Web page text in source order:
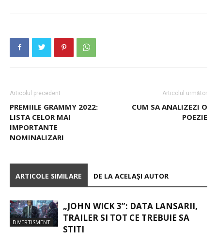
Articolul precedent
PREMIILE GRAMMY 2022:
LISTA CELOR MAI
IMPORTANTE
NOMINALIZARI
Articolul următor
CUM SA ANALIZEZI O
POEZIE
ARTICOLE SIMILARE DE LA ACELAȘI AUTOR
DIVERTISMENT
„JOHN WICK 3”: DATA LANSARII,
TRAILER SI TOT CE TREBUIE SA
STITI